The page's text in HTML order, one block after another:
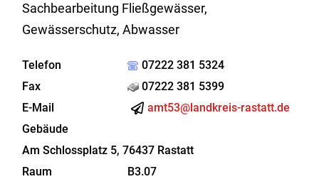
Sachbearbeitung Fließgewässer,
Gewässerschutz, Abwasser
Telefon
07222 381 5324
Fax
07222 381 5399
E-Mail
amt53@landkreis-rastatt.de
Gebäude
Am Schlossplatz 5, 76437 Rastatt
Raum
B3.07